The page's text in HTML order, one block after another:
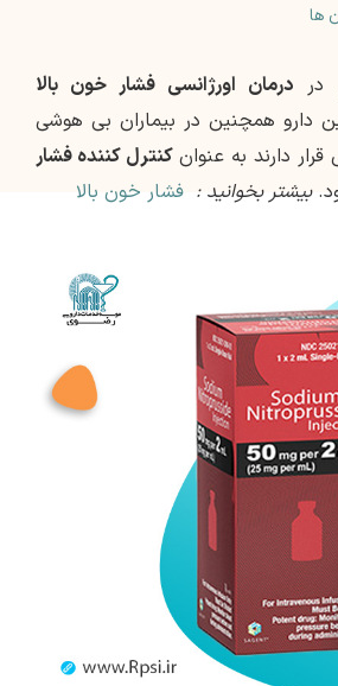
ها
در درمان اورژانسی فشار خون بالا
دارو همچنین در بیماران بی هوشی
دارند به عنوانکنترل کننده فشار
بیشتر بخوانید : فشار خون بالا